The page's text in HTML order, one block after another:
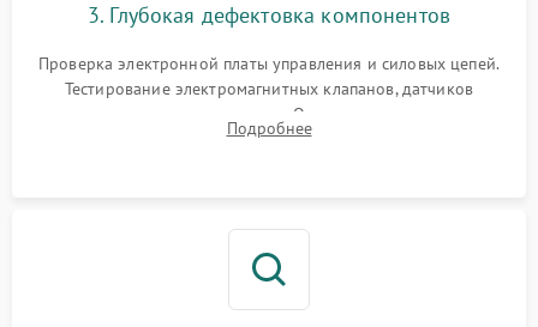
3. Глубокая дефектовка компонентов
Проверка электронной платы управления и силовых цепей.
Тестирование электромагнитных клапанов, датчиков
температуры и расходомера. Оценка степени износа
жерновов кофемолки, уплотнительных колец гидросистемы
Подробнее